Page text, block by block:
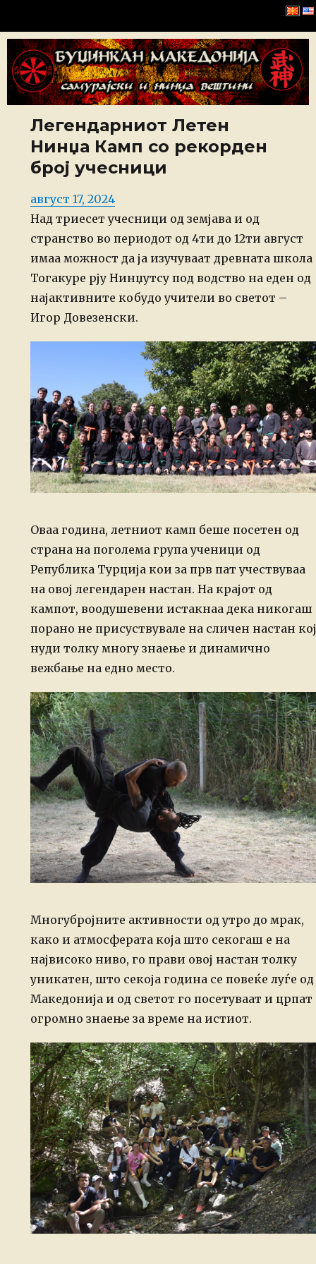
Буџинкан Македонија
Легендарниот Летен
Нинџа Камп со рекорден
број учесници
Posted
on
август 17, 2024
Над триесет учесници од земјава и од
странство во периодот од 4ти до 12ти август
имаа можност да ја изучуваат древната школа
Тогакуре рју Нинџутсу под водство на еден од
најактивните кобудо учители во светот –
Игор Довезенски.
Оваа година, летниот камп беше посетен од
страна на поголема група ученици од
Република Турција кои за прв пат учествуваа
на овој легендарен настан. На крајот од
кампот, воодушевени истакнаа дека никогаш
порано не присуствувале на сличен настан кој
нуди толку многу знаење и динамично
вежбање на едно место.
Многубројните активности од утро до мрак,
како и атмосферата која што секогаш е на
највисоко ниво, го прави овој настан толку
уникатен, што секоја година се повеќе луѓе од
Македонија и од светот го посетуваат и црпат
огромно знаење за време на истиот.